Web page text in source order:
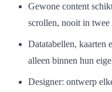
Gewone content
scrollen, nooit in twee
Datatabellen, kaarten
alleen binnen hun
Designer: ontwerp